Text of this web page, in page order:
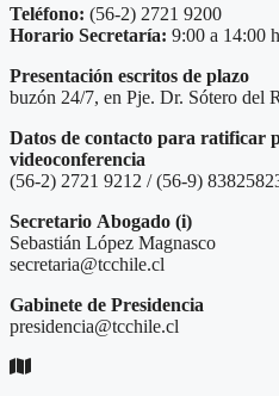
Teléfono: (56-2) 2721 9200
Horario Secretaría: 9:00 a 14:00
Presentación escritos de plazo
buzón 24/7, en Pje. Dr. Sótero del
Datos de contacto para ratificar
videoconferencia
(56-2) 2721 9212 / (56-9)
Secretario Abogado (i)
Sebastián López Magnasco
secretaria@tcchile.cl
Gabinete de Presidencia
presidencia@tcchile.cl